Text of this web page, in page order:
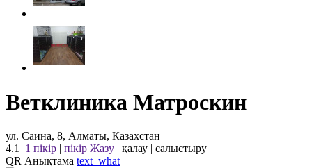
Ветклиника Матроскин
ул. Саина, 8, Алматы, Казахстан
4.1
1 пікір | пікір Жазу | қалау | салыстыру
QR Анықтама text_what